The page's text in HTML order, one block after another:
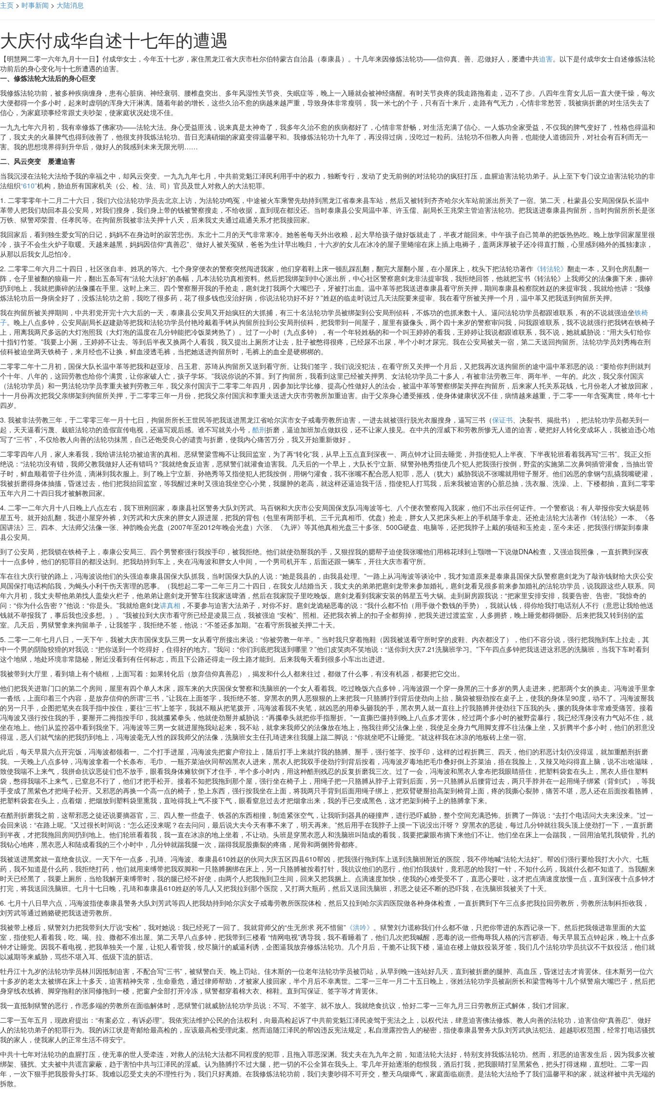
主页 > 时事新闻 > 大陆消息
大庆付成华自述十七年的遭遇
【明慧网二零一六年九月十一日】付成华女士，今年五十七岁，家住黑龙江省大庆市杜尔伯特蒙古自治县（泰康县）。十几年来因修炼法轮功——信仰真、善、忍做好人，屡遭中共迫害。以下是付成华女士自述修炼法轮
功前后的身心变化与十七所遭遇的迫害。
一、修炼法轮大法后的身心巨变
我修炼法轮功前，被多种疾病缠身，患有心脏病、神经衰弱、腰椎盘突出、多年风湿性关节炎、失眠症等，晚上一入睡就会被神经痛醒。有时关节炎疼的我走路拖着走，迈不了步。八四年生育女儿后一直大便干燥，每次
大便都得一个多小时，起来时虚弱的浑身大汗淋漓。随着年龄的增长，这些久治不愈的病越来越严重，导致身体非常瘦弱， 我一米七的个子，只有百十来斤，走路有气无力，心情非常愁苦，我被病折磨的对生活失去了
信心，为家庭琐事经常跟丈夫吵架，使家庭状况处境不佳。
一九九七年六月初，我有幸修炼了佛家功——法轮大法。身心受益匪浅，说来真是太神奇了，我多年久治不愈的疾病都好了，心情非常舒畅，对生活充满了信心。一人炼功全家受益，不仅我的脾气变好了，性格也得温和
了，我丈夫的火暴脾气也得到改善了，他很支持我炼法轮功。昔日充满硝烟的家庭变得温馨平和。我修炼法轮功十九年了，再没得过病，没吃过一粒药。法轮功不但教人向善，也能使人道德回升，对社会有百利而无一
害。我的思想境界得到升华后，做好人的我感到未来无限光明……
二、风云突变 屡遭迫害
当我沉浸在法轮大法给予我的幸福之中，却风云突变。一九九九年七月，中共前党魁江泽民利用手中的权力，独断专行，发动了史无前例的对法轮功的疯狂打压，血腥迫害法轮功弟子。从上至下专门设立迫害法轮功的非
法组织“610”机构，胁迫所有国家机关（公、检、法、司）官员及世人对救人的大法犯罪。
1. 二零零零年十二月二十六日，我们六位法轮功学员去北京上访，为法轮功鸣冤，中途被火车乘警先劫持到黑龙江省泰来县车站，然后又被转到齐齐哈尔火车站前派出所关了一宿。第二天，杜蒙县公安局国保队长温中
革带人把我们劫回本县公安局，对我们搜身，我们身上带的钱被警察搜走，不给收据，直到现在都没还。当时泰康县公安局温中革、许玉儒、副局长王兆荣主管迫害法轮功。把我送进泰康县拘留所，当时拘留所所长是张
万铁、狱警邓荣普、任孝民等。在拘留所我被非法关押十八天，后来我丈夫通过疏通关系才把我接回家。
我回家后，看到独生爱女写的日记，妈妈不在身边时的寂苦悲伤。东北十二月的天气非常寒冷。她爸爸每天外出收粮，起大早给孩子做好饭就走了，半夜才能回来。中午孩子自己简单的把饭热热吃。晚上放学回家屋里很
冷，孩子不会生火炉子取暖。天越来越黑，妈妈因信仰“真善忍”、做好人被关冤狱，爸爸为生计早出晚归，十六岁的女儿在冰冷的屋子里蜷缩在床上插上电褥子，盖两床厚被子还冷得直打颤，心里感到格外的孤独凄凉，
从那以后我女儿总怕冷。
2. 二零零二年六月二十四日，社区张自丰、姓巩的等六、七个身穿便衣的警察突然闯进我家，他们穿着鞋上床一顿乱踩乱翻，翻完大屋翻小屋，在小屋床上，枕头下把法轮功著作 《转法轮》 翻走一本，又到仓房乱翻一
阵，仓子里被翻的狼藉一片，翻出五条写有“法轮大法好”的条幅，几本法轮功真相资料。然后把我绑架到中心派出所，中心社区警察扈剑龙非法提审我，我拒绝回答，他就把宝书《转法轮》上我师父的法像撕下来，撕碎
扔到地上，我就把撕碎的法像攥在手里。这时上来三、四个警察掰开我的手抢走，扈剑龙打我两个大嘴巴子，牙被打出血。温中革等把我送进泰康县看守所关押，期间泰康县检察院姓赵的来提审我，我就给他讲：“我修
炼法轮功后一身病全好了，没炼法轮功之前，我吃了很多药，花了很多钱也没治好病，你说法轮功好不好？”姓赵的临走时说过几天法院要来提审。我在看守所被关押一个月，温中革又把我送到拘留所关押。
我在拘留所被关押期间，中共邪党开完十六大后的一天，泰康县公安局又开始疯狂的大抓捕，有三十名法轮功学员被绑架到公安局刑侦科，不炼功的也抓来数十人。逼问法轮功学员都跟谁联系，有的不说就强迫坐铁椅
子。晚上八点多钟，公安局副局长赵建勋等把我和法轮功学员付艳玲戴着手铐从拘留所拉到公安局刑侦科，把我带到一间屋子，屋里有摄像头，两个四十来岁的警察审问我，问我跟谁联系，我不说就强行把我铐在铁椅子
上，用离我两尺多远的大灯泡照我（大灯泡的温度在几分钟能把冷饭菜烤热了）。过了一小时（九点多钟），有一个年轻姓杨的和一个叫王婷婷的看我，王婷婷让我说都跟谁联系，我不说，她就威胁说：“用大头钉给你
十指钉竹签。”我要上小厕，王婷婷不让去。等到后半夜又换两个人看我，我又提出上厕所才让去，肚子被憋得很疼，已经尿不出尿，半个小时才尿完。我在公安局被关一宿，第二天送回拘留所。法轮功学员刘秀梅在刑
侦科被迫坐两天铁椅子，来月经也不让换，鲜血浸透毛裤，当把她送进拘留所时，毛裤上的血全是硬梆梆的。
二零零二年十二月初，国保大队长温中革等把我和赵亚珍、吕玉君、苏琦从拘留所又送到看守所。让我们签字，我们说没犯法，在看守所又关押一个月后，又把我再次送拘留所的途中温中革邪恶的说：“要给你判刑就判
个十年、八年的，这回劳教也给你个满贯，让你家破人亡，孩子学坏。”我说你说的不算。到了拘留所，我看到这里已经被关押男、女法轮功学员二十多人，有被非法劳教三年、两年半、一年的。此次，我父亲付国滨
（法轮功学员）和一男法轮功学员李重夫被判劳教三年，我父亲付国滨于二零零二年四月，因参加比学比修、提高心性做好人的法会，被温中革等警察绑架关押在拘留所，后来家人托关系花钱，七月份老人才被放回家，
十一月份再次把我父亲绑架到拘留所关押，于二零零三年一月份，把我父亲付国滨和李重夫送进大庆市劳教所加重迫害。由于父亲身心遭受摧残，使身体健康状况不佳，病情越来越重，于二零一一年含冤离世，终年七十
四岁。
3. 我被非法劳教三年，于二零零三年一月十七日，拘留所所长王世民等把我送进黑龙江省哈尔滨市女子戒毒劳教所迫害，一进去就被强行脱光衣服搜身，逼写三书（保证书、决裂书、揭批书），把法轮功学员都关到一
起，天天逼看污蔑、栽赃法轮功的造假宣传电视，还逼写观后感。谁不写就关小号， 酷刑折磨，逼迫加班加点做奴役，还不让家人接见。在中共的淫威下和劳教所惨无人道的迫害，硬把好人转化变成坏人，我被迫违心地
写了“三书”，不仅给教人向善的法轮功抹黑，自己还饱受良心的谴责与折磨，使我内心痛苦万分，我又开始重新做好 。
二零零四年八月，家人来看我，我给讲法轮功被迫害的真相。恶狱警梁雪梅不让我回监室，为了再“转化”我，从早上五点直到深夜一、两点钟才让回去睡觉，并指使犯人上半夜、下半夜轮班看着我再写“三书”。我正义拒
绝说：“法轮功没有错，我师父教我做好人还有错吗？”我就绝食反迫害，恶狱警们就灌食迫害我。几天后的一个早上，大队长宁立新、狱警孙艳秀指使几个犯人把我强行按倒，野蛮的实施第二次鼻饲插管灌食，当抽出管
子时，鲜血顺着管子往外流，滴淋到我衣服上。到了晚上宁立新、孙艳秀等又指使犯人把我按倒，用钢勺灌食，我不张嘴不配合恶人犯罪，恶人（犹大）威胁我说不张嘴就用钳子掰牙。他们凶恶的拿钢勺乱撬我嘴硬灌，
我被折磨得身体抽搐，昏迷过去，他们把我抬回监室，等我醒过来时又强迫我坐空心小凳，我腿肿的老高，就这样还逼迫我干活，指使犯人打骂我，后来我被迫害的心脏总抽，洗衣服、洗澡、上、下楼都抽，直到二零零
五年六月二十四日我才被解教回家。
4. 二零一二年六月十八日晚上八点左右，我下班刚回家，泰康县社区警务大队刘芳武、马百钢和大庆市公安局国保支队冯海波等七、八个便衣警察闯入我家，他们不出示任何证件。一个警察说：有人举报你安大锅是韩
星五号。就开始乱翻，我进小屋穿外裤，刘芳武和大庆来的胖女人跟进屋，把我的背包（包里有两部手机、三千元真相币、优盘）抢走，胖女人又把床头柜上的手机随手拿走。还抢走法轮大法著作《转法轮》一本、《各
国讲法》三、四本、大法师父法像一张、神韵晚会光盘（2007年至2012年晚会光盘）六张、《九评》等其他真相光盘三十多张、500G硬盘、电脑等，还把我脖子上戴的项链和玉抢走，至今未还，把我强行绑架到泰康
县公安局。
到了公安局，把我锁在铁椅子上，泰康公安局三、四个男警察强行我按手印，被我拒绝。他们就使劲掰我的手，又狠捏我的腮帮子迫使我张嘴他们用棉花球到上颚噌一下说做DNA检查，又强迫我照像，一直折腾到深夜
十一点多钟，他们的犯罪目的都没达到。把我劫持到车上，夹在冯海波和胖女人中间，一个男司机开车，后面还跟一辆车，开往大庆市看守所。
车在往大庆行驶的路上，冯海波说他们的头强迫泰康县国保大队抓我，当时国保大队的人说：“她是我县的，由我县处理。”一路上从冯海波等谈论中，我才知道原来是泰康县国保大队警察扈剑龙为了敲诈钱财给大庆公安
局国保打电话构陷我，为蝇头小利干伤天害理的恶事。（我想起二零一二年三月二十四日，在我女儿结婚当天，我丈夫的弟弟把扈剑龙带来参加婚礼，扈剑龙看见很多前来参加婚礼的法轮功学员，说我跟这些人联系。同
年六月初，我丈夫帮他弟弟找人盖柴火栏子，他弟弟让扈剑龙开警车往我家送啤酒，然后在我家院子里吃晚饭。扈剑龙看到我家安装的韩星五号大锅。走到厨房跟我说：“把家里安排安排，我要告密、告密。”我惊奇的
问：“你为什么告密？”他说：“你是头。”我就给扈剑龙讲真相 ，不要参与迫害大法弟子，对你不好。扈剑龙诡秘恶毒的说：“我什么都不怕（用手做个数钱的手势），我就认钱，得你给我打电话别人不行（意思让我给他送
钱就不举报我了，事后我也没多想。）。”我被拉到大庆市看守所已经是凌晨三点，我被强迫 “安检”、照相。还把我衣裤上的扣子全都剪掉，把我关进过渡监室，人多拥挤，晚上睡觉都得侧卧。后来把我又转到别的监
室。几天后，男狱警拿来拘留单子，让我签字，我拒绝不签，他说：“不签还多加期。”在看守所我被关押二十天。
5. 二零一二年七月八日，一天下午，我被大庆市国保支队三男一女从看守所接出来说：“你被劳教一年半。” 当时我只穿着拖鞋（因我被送看守所时穿的皮鞋、内衣都没了），他们不容分说，强行把我拖到车上拉走，其
中一个男的阴险狡猾的对我说：“把你送到一个吃得好，住得好的地方。”我问：“你们到底把我送到哪里？”他们皮笑肉不笑地说：“送你到大庆7.21洗脑班学习。”下午四点多钟把我送进这邪恶的洗脑班，当我下车时看到
这个地狱，地处环境非常隐秘，附近没看到有任何标志，而且下公路还得走一段土路才能到。后来我每天看到很多小车出出进进。
我被带到大厅里，看到墙上有个镜框，上面写着：如果转化后（放弃信仰真善忍），揭发和什么人都来往过，都做了什么事，有没有机器，都要把它交出。
他们把我关进靠门口的第二个房间，屋里有四个单人木床，跟车来的大庆国保女警察和洗脑班的一个女人看着我。吃过晚饭六点多钟，冯海波跟一个穿一身黑的三十多岁的男人走进来，把那两个女的换走。冯海波手里拿
一沓纸，上面印着三个内容，是放弃信仰的所谓“三书，”让我在上面签字，我拒绝不签。穿黑衣的男人恶狠狠的上来把我一只胳膊拧到背后使劲向上抬，脑袋被狠劲按在桌子上，使我的身体呈90度，动不了。冯海波掰我
的另一只手，企图把笔夹在我手指中按住，要往“三书”上签字，我就不顺从把笔拨开，冯海波看我不夹笔，就凶恶的用拳头砸我的手，黑衣男人就一直往上拧我胳膊并使劲往下压我的头，撅的我身体非常难受痛苦。接着
冯海波又强行按住我的手，要掰开二拇指按手印，我就攥紧拳头，他就使劲掰并威胁说：“再攥拳头就把你手指掰折。”一直撕巴僵持到晚上八点多才罢休，经过两个多小时的被野蛮暴行，我已经浑身没有力气站不住，就
坐在地上。他们从监控器中看到我坐下。冯海波等三男一女就进屋拖我站起来，我不站，就拿来我师父的法像放在地上，拖我往师父法像上坐，我使足全身力气用脚支撑不往法像上坐，又折腾半个多小时，他们的邪意没
得逞，恶人们就气恼的把我扔到地上，冯海波毫无人性的踩我师父的法像，洗脑班女主任孔琦进来往我腿上踹二脚说：“你就坐吧不让睡觉。”就这样我在冰凉的地板砖上坐一宿。
此后，每天早晨六点开完饭，冯海波都领着一、二个打手进屋，冯海波先把窗户帘拉上，随后打手上来就拧我的胳膊、掰手，强行签字、按手印，这样的过程折腾三、四天，他们的邪恶计划仍没得逞，就加重酷刑折磨
我。一天晚上八点多钟，冯海波拿着一个长条布、毛巾、一瓶芥菜油伙同帮凶黑衣人进来，黑衣人把我双手使劲拧到背后按着，冯海波歹毒地把毛巾叠好倒上芥菜油，捂在我脸上，又辣又呛闷得直上脑，说不出啥滋味，
致使我喘不上来气，我拼命抗议恶徒们也不放手，眼看我身体瘫软倒下才住手，半个多小时内，用这种酷刑残忍的反复折磨我三次。过了一会，冯海波和黑衣人拿布把我眼睛捂住，把塑料袋套在头上，黑衣人捂住塑料
袋，憋得我喘不上来气，已窒息不行了，他们才把手松开。接着不知把我拖到那个屋，强行坐在椅子上，用绳子把一只胳膊从脖子上背到后面，另一只胳膊从后腰背过去，两只手脖并在一起用绳子绑紧（背剑式），等我
手变成了黑紫色才把绳子松开。又邪恶的再换一个高一点的椅子，垫上东西，强行按我坐在上面，将我两只手背到后面用绳子绑上，把双臂硬掰抬高架到椅背上面，疼的我撕心裂肺，痛苦不堪，恶人还在后面按着胳膊，
把塑料袋套在头上，点着烟，把烟放到塑料袋里熏我，直呛得我上气不接下气，眼看窒息过去才把烟拿出来，我的手已变成黑色，这才把架到椅子上的胳膊拿下来。
在酷刑折磨我之前，这帮邪恶之徒还说要摘器官，三、四人整一些盘子、铁器的东西相撞，制造紧张空气，让我听到器具的碰撞声，进行恐吓威胁，整个空间充满恐怖。折腾了一阵说：“去打个电话问大夫来没来。”过一
会回来说：“在路上呢。”又过很长时间说：“怎么还没来呢？在去问问，最后说大夫今天有事不来了，明天再来。”然后用手在我脖子上摸一下说没出汗呀？ 穿黑衣的恶徒，每过几分钟就往我头顶上使劲打一下，一直折磨
到半夜，才把我拖回房间扔到地上。他们轮班看着我，我一直在冰凉的地上坐着，不让动。头班是穿黑衣恶人和洗脑班叫陆成的看我，我要把蒙眼布摘下来他们不让。他们坐在床上一会踹我，一回用油笔扎我锁骨，扎的
我钻心地疼，黑衣恶人和陆成看我的三个小时中，几分钟就踹我腿一次，踹得我屁股撕裂的疼痛，尾骨和两侧胯骨都疼。
我被送进黑窝就一直绝食抗议。一天下午一点多，孔琦、冯海波、泰康县610姓赵的伙同大庆五区四县610帮凶，把我强行拖到车上送到洗脑班附近的医院，我不停地喊“法轮大法好”。帮凶们强行要给我打大小六、七瓶
药，我不知道是什么药，我拒绝打药，他们就用束缚带把我双脚和一只胳膊捆绑在床上，另一只胳膊被按着打针，我抗议他们的恶行，他们怕我拔针，竟邪恶的给我打一针，不知什么药，我就什么都不知道了。当我醒来
时天已经黑了，我要上厕所，当给我解开束缚带时，我的腿已经不好使，由两个人把我拖到卫生间，回来又把我捆上。点滴速度加快，使我的心难受受不了，直恶心要吐，这才把点滴速度放慢一点，直到深夜十点多钟才
打完，将我送回洗脑班。七月十七日晚，孔琦和泰康县610姓赵的等几人又把我拉到那个医院，又打两大瓶药，然后又送回洗脑班，邪恶之徒还不断的恐吓我，在洗脑班我被关了十天。
6. 七月十八日早六点，冯海波指使泰康县警务大队刘芳武等四人把我劫持到哈尔滨女子戒毒劳教所医院体检，然后又拉到哈尔滨四医院做各种身体检查，一直折腾到下午三点多把我拉回劳教所，劳教所法制科拒收我，
刘芳武等通过贿赂硬把我送进劳教所。
我被带上楼后，狱警刘力把我带到大厅说“安检”，我对她说：我已经死了一回了。我就背师父的“生无所求 死不惜留” 《洪吟》 。狱警刘力谎称我们什么都不做，只把你带进的东西记录一下。然后把我领进靠里面的大监
室，指使犯人看着我，吃、喝、拉、撒都不准出屋。第二天早八点多钟，把我带到三楼看 “情网电视”诱导我，我不看睡着了，他们几次把我喊醒，恶毒的说一些侮辱我人格的污言秽语。每天早晨五点钟起床，晚上十点多
钟才让睡觉。因我不看电视，把我单独关一个屋，让犯人看管我，绞尽脑汁的威逼利诱，企图逼我放弃修炼法轮功。几个月后，干脆不让我下楼，逼迫在楼上做奴役装牙签，我们几个法轮功学员抗议不干奴役活，他们就
以减期等来威胁，骂些不堪入耳、低级下流的脏话。
牡丹江十九岁的法轮功学员林川因抵制迫害，不配合写“三书”，被狱警白天、晚上罚站。佳木斯的一位老年法轮功学员被罚站，从早到晚一连站好几天，直到被折磨的腿肿、高血压，昏迷过去才肯罢休。佳木斯另一位六
十多岁的老太太被绑在床上十多天，迫害精神失常，生命垂危，通过律师帮助，才被家人接回家，半个月后不幸离世。二零一三年一月二十五日晚上，张姓法轮功学员被副所长和梁雪梅等十几个狱警扇大嘴巴子，然后把
身穿线衣线裤、脚穿拖鞋的张同修拖到一楼，把窗户全部打开冷冻，狱警都穿着棉大衣、棉鞋。直到写保证、签字等才肯罢休。
我一直抵制狱警的恶行，作恶多端的劳教所在面临解体时，恶狱警们就威胁法轮功学员说：不写、不签字、就不放人。我就绝食抗议，恰好二零一三年九月三日劳教所正式解体，我们才回家。
二零一五年五月，现政府提出：“有案必立，有诉必理”。我依宪法维护公民的合法权利，向最高检起诉了中共前党魁江泽民凌驾于宪法之上，以权代法，肆意迫害佛法修炼、教人向善的法轮功，迫害信仰“真善忍”、做好
人的法轮功弟子的犯罪行为。我的诉江状是寄邮给最高检的，应该最高检受理此案。然而追随江泽民的帮凶违反宪法规定，私自泄露控告人的秘密，指使泰康县警务大队刘芳武执法犯法、超越职权范围，经常打电话骚扰
我的家人，使我家人的正常生活不得安宁。
中共十七年对法轮功的血腥打压，使无辜的世人受牵连，对救人的法轮大法都不同程度的犯罪，且拖入罪恶深渊。我丈夫在九九年之前，知道法轮大法好，特别支持我炼法轮功。然而，邪恶的迫害发生后，因为我多次被
绑架、骚扰。丈夫被中共谎言蒙蔽，趋于害怕中共与江泽民的淫威。认为胳膊拧不过大腿，把一切的不公全算在我头上。零几年开始逐渐的怨恨我，酒后打我，把我眼睛打呈黑紫色，把头打得迷糊，直想吐。二零一四
年，一次下狠手把我股骨头打坏。我难以忍受丈夫的不理性行为，我们只好离婚。在我修炼法轮功前，我们夫妻吵得不可开交，整天乌烟瘴气，家庭面临崩溃。是法轮大法给予了我们温馨平和的家，就这样被中共无端的
拆散。